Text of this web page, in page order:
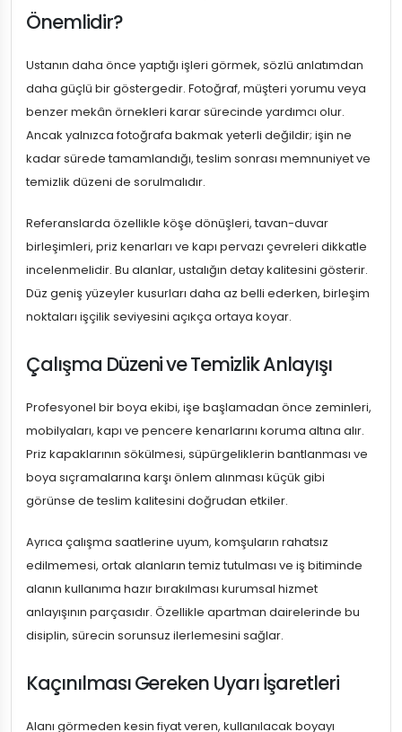
Önemlidir?
Ustanın daha önce yaptığı işleri görmek, sözlü anlatımdan
daha güçlü bir göstergedir. Fotoğraf, müşteri yorumu veya
benzer mekân örnekleri karar sürecinde yardımcı olur.
Ancak yalnızca fotoğrafa bakmak yeterli değildir; işin ne
kadar sürede tamamlandığı, teslim sonrası memnuniyet ve
temizlik düzeni de sorulmalıdır.
Referanslarda özellikle köşe dönüşleri, tavan-duvar
birleşimleri, priz kenarları ve kapı pervazı çevreleri dikkatle
incelenmelidir. Bu alanlar, ustalığın detay kalitesini gösterir.
Düz geniş yüzeyler kusurları daha az belli ederken, birleşim
noktaları işçilik seviyesini açıkça ortaya koyar.
Çalışma Düzeni ve Temizlik Anlayışı
Profesyonel bir boya ekibi, işe başlamadan önce zeminleri,
mobilyaları, kapı ve pencere kenarlarını koruma altına alır.
Priz kapaklarının sökülmesi, süpürgeliklerin bantlanması ve
boya sıçramalarına karşı önlem alınması küçük gibi
görünse de teslim kalitesini doğrudan etkiler.
Ayrıca çalışma saatlerine uyum, komşuların rahatsız
edilmemesi, ortak alanların temiz tutulması ve iş bitiminde
alanın kullanıma hazır bırakılması kurumsal hizmet
anlayışının parçasıdır. Özellikle apartman dairelerinde bu
disiplin, sürecin sorunsuz ilerlemesini sağlar.
Kaçınılması Gereken Uyarı İşaretleri
Alanı görmeden kesin fiyat veren, kullanılacak boyayı